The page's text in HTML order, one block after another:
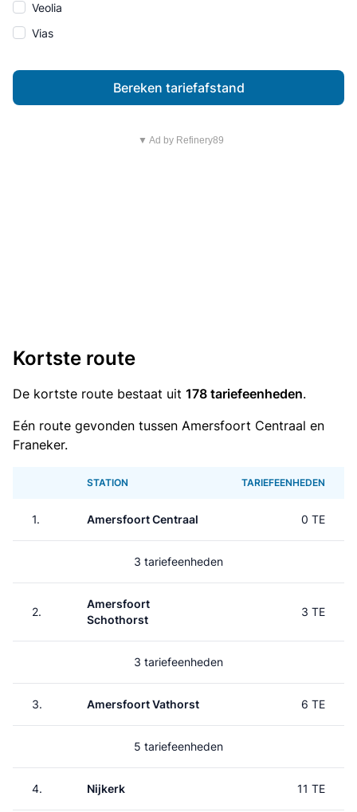
Veolia
Vias
Bereken tariefafstand
▼ Ad by Refinery89
Kortste route
De kortste route bestaat uit 178 tariefeenheden.
Eén route gevonden tussen Amersfoort Centraal en
Franeker.
STATION TARIEFEENHEDEN
1. Amersfoort Centraal 0 TE
3 tariefeenheden
2.
Amersfoort
Schothorst
3 TE
3 tariefeenheden
3. Amersfoort Vathorst 6 TE
5 tariefeenheden
4. Nijkerk 11 TE